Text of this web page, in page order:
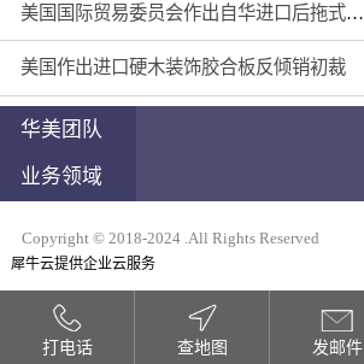
美国国际贸易委员会作出自华进口后拖式草地维护设备及相关零部件第三次反倾销日落复审产业损害终裁
美国作出进口硬木装饰胶合板反倾销初裁
华美团队
业务领域
Copyright © 2018-2024 .All Rights Reserved
犀牛云提供企业云服务
打电话 查地图 发邮件